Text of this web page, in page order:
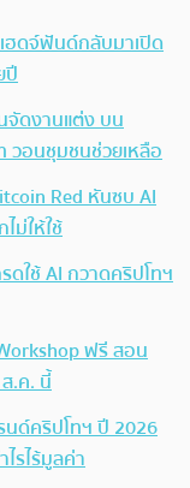
ฮดจ์ฟันด์กลับมาเปิด
ปี
จัดงานแต่ง บน
วอนชุมชนช่วยเหลือ
Red หันซบ AI
ม่ให้ใช้
ดใช้ AI กวาดคริปโทฯ
ฟรี สอน
.ค. นี้
นด์คริปโทฯ ปี 2026
รไร้มูลค่า